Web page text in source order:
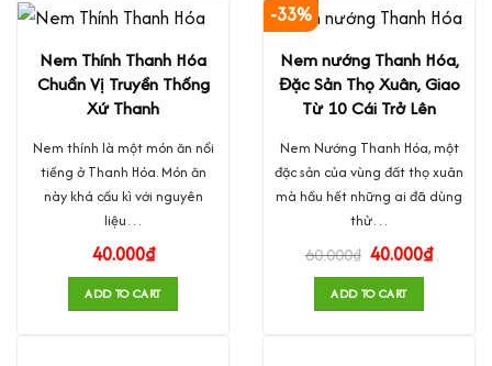
Nem Thính Thanh Hóa
Chuẩn Vị Truyền Thống
Xứ Thanh
Nem thính là một món ăn nổi
tiếng ở Thanh Hóa. Món ăn
này khá cầu kì với nguyên
liệu…
40.000₫
ADD TO CART
-33%
Nem nướng Thanh Hóa,
Đặc Sản Thọ Xuân, Giao
Từ 10 Cái Trở Lên
Nem Nướng Thanh Hóa, một
đặc sản của vùng đất thọ xuân
mà hầu hết những ai đã dùng
thử…
60.000₫ 40.000₫
ADD TO CART